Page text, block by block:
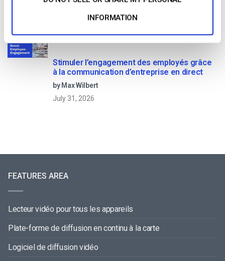
INFORMATION
August 4, 2026
Stimuler l’engagement des employés grâce
à la communication d’entreprise en direct
by Max Wilbert
July 31, 2026
FEATURES AREA
Lecteur vidéo pour tous les appareils
Plate-forme de diffusion en continu à la carte
Logiciel de diffusion vidéo